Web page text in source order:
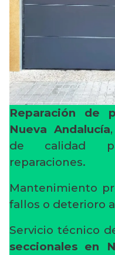
Reparación de
Nueva Andalucía
de calidad
reparaciones.
Mantenimiento
fallos o deterioro
Servicio técnico
seccionales en